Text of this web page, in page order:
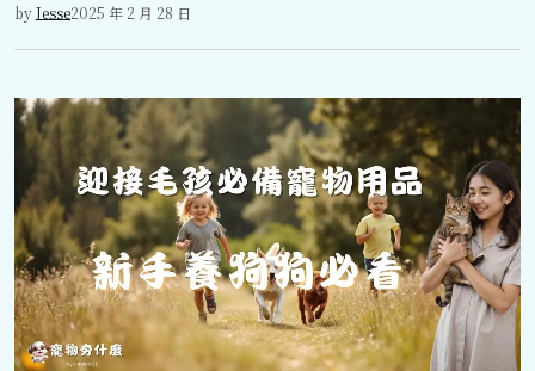
byJesse2025 年 2 月 28 日